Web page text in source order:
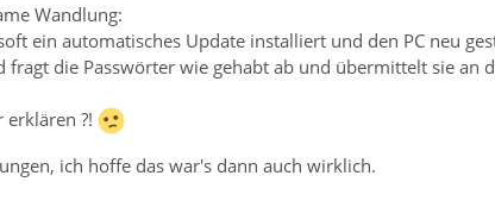
Wandlung:
ein automatisches Update installiert und den PC neu
die Passwörter wie gehabt ab und übermittelt sie an
?!
ich hoffe das war's dann auch wirklich.